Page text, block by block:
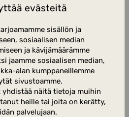
evästeitä
sisällön ja
sosiaalisen median
ja kävijämäärämme
jaamme sosiaalisen median,
alan kumppaneillemme
sivustoamme.
yhdistää näitä tietoja muihin
heille tai joita on kerätty,
palvelujaan.
johon
lähetetään
— käyttäjän